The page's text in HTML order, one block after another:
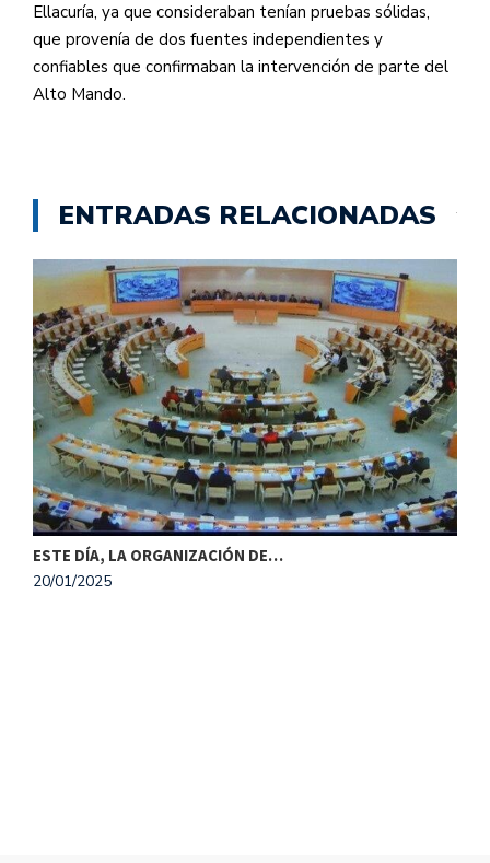
Ellacuría, ya que consideraban tenían pruebas sólidas,
que provenía de dos fuentes independientes y
confiables que confirmaban la intervención de parte del
Alto Mando.
ENTRADAS RELACIONADAS